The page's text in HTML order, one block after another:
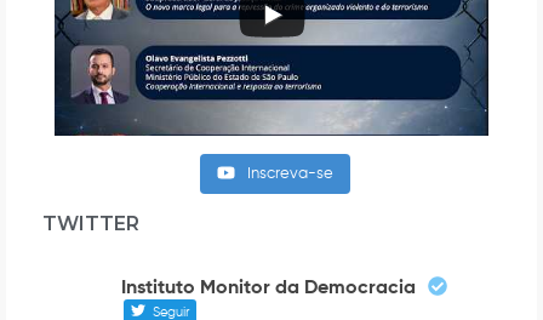
Inscreva-se
TWITTER
Instituto Monitor da Democracia
Seguir